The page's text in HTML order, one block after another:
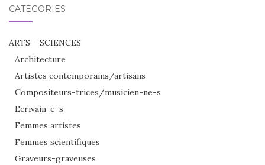
CATÉGORIES
ARTS – SCIENCES
Architecture
Artistes contemporains/artisans
Compositeurs-trices/musicien-ne-s
Ecrivain-e-s
Femmes artistes
Femmes scientifiques
Graveurs-graveuses